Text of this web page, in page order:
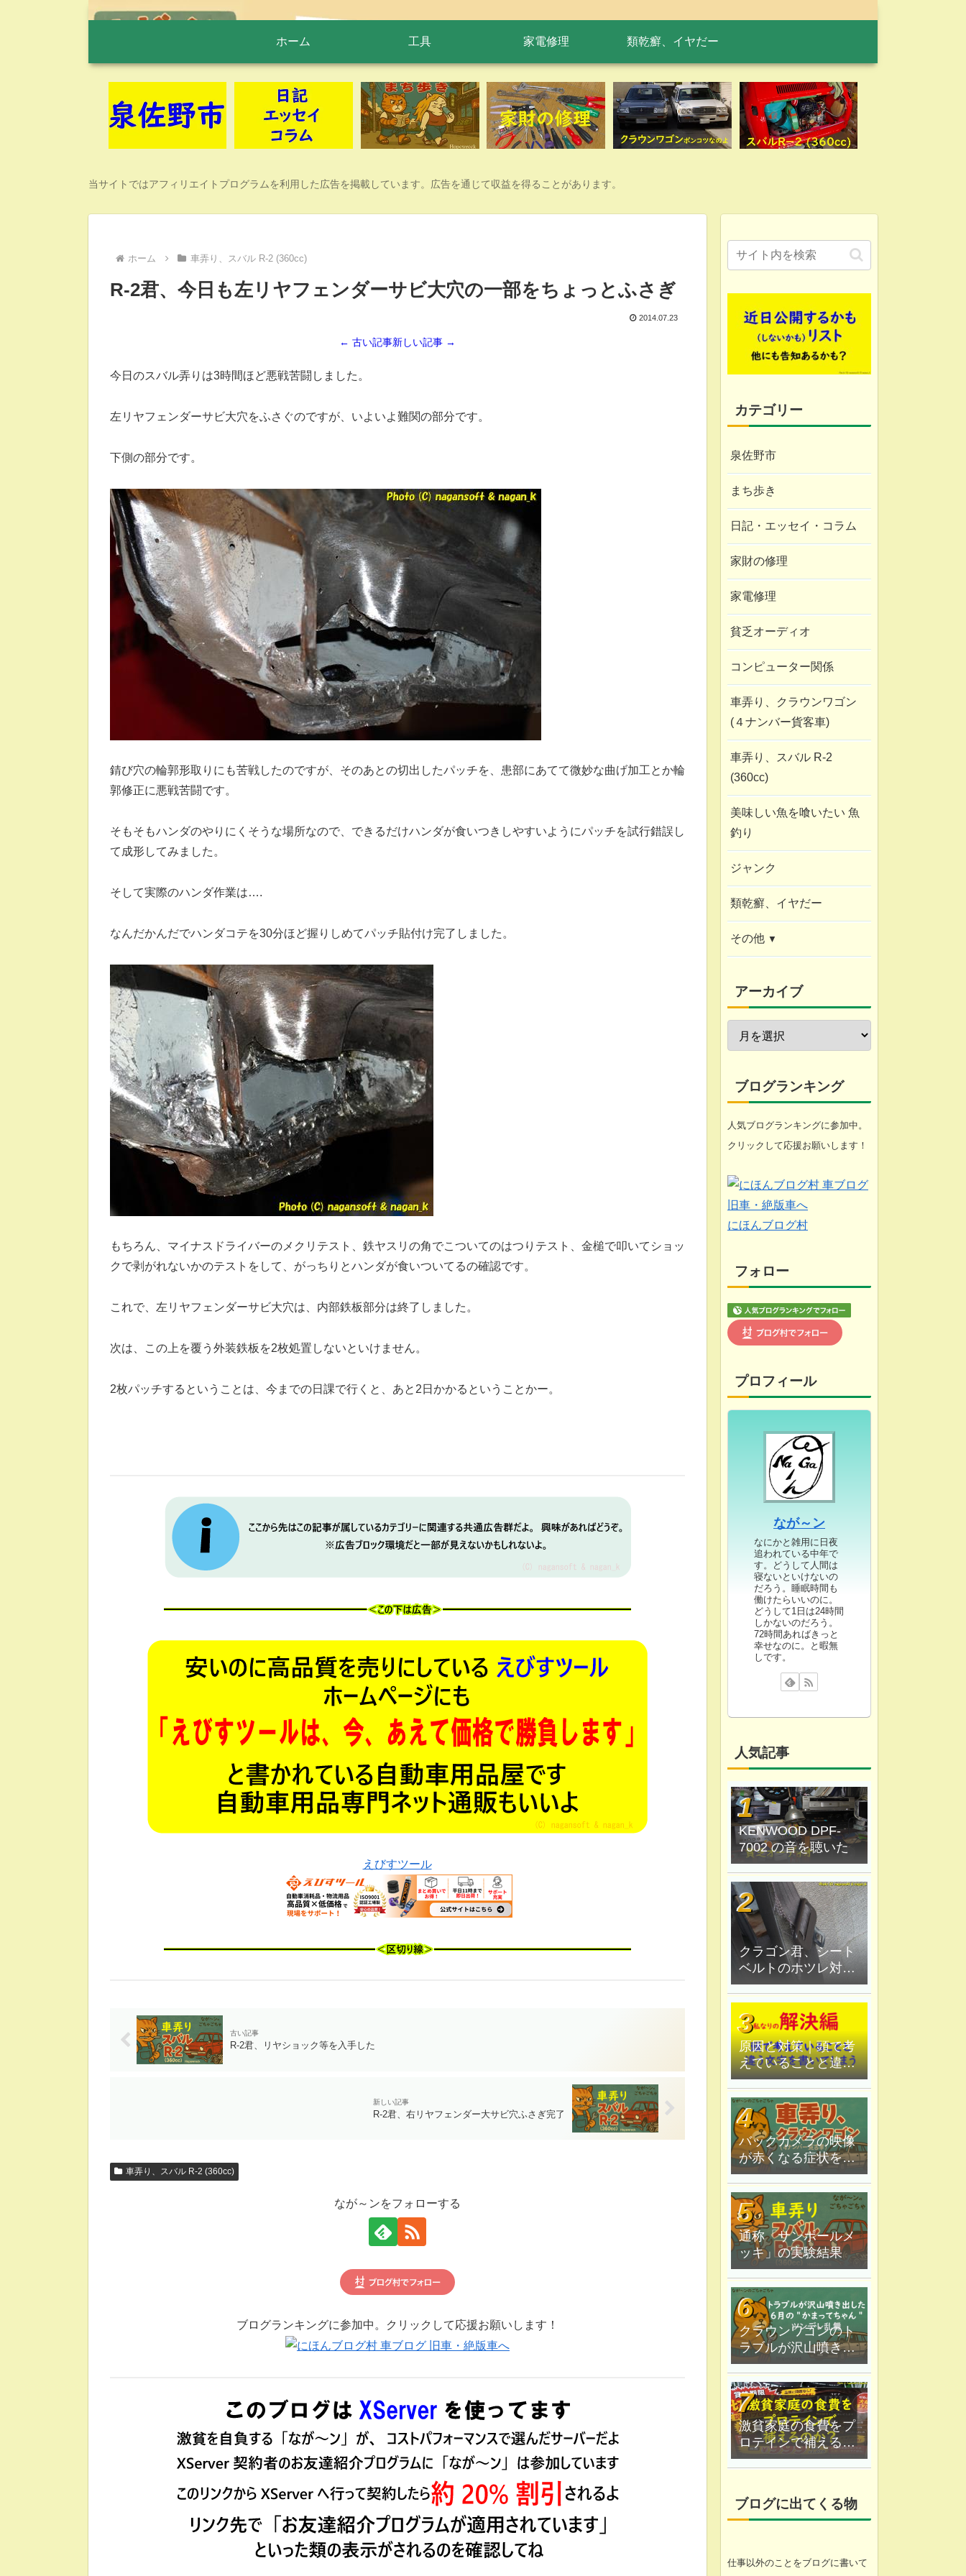
ホーム 工具 家電修理 類乾癬、イヤだー
当サイトではアフィリエイトプログラムを利用した広告を掲載しています。広告を通じて収益を得ることがあります。
ホーム 車弄り、スバル R-2 (360cc)
R-2君、今日も左リヤフェンダーサビ大穴の一部をちょっとふさぎ
2014.07.23
← 古い記事新しい記事 →
今日のスバル弄りは3時間ほど悪戦苦闘しました。
左リヤフェンダーサビ大穴をふさぐのですが、いよいよ難関の部分です。
下側の部分です。
錆び穴の輪郭形取りにも苦戦したのですが、そのあとの切出したパッチを、患部にあてて微妙な曲げ加工とか輪
郭修正に悪戦苦闘です。
そもそもハンダのやりにくそうな場所なので、できるだけハンダが食いつきしやすいようにパッチを試行錯誤し
て成形してみました。
そして実際のハンダ作業は….
なんだかんだでハンダコテを30分ほど握りしめてパッチ貼付け完了しました。
もちろん、マイナスドライバーのメクリテスト、鉄ヤスリの角でこついてのはつりテスト、金槌で叩いてショッ
クで剥がれないかのテストをして、がっちりとハンダが食いついてるの確認です。
これで、左リヤフェンダーサビ大穴は、内部鉄板部分は終了しました。
次は、この上を覆う外装鉄板を2枚処置しないといけません。
2枚パッチするということは、今までの日課で行くと、あと2日かかるということかー。
えびすツール
R-2君、リヤショック等を入手した
R-2君、右リヤフェンダー大サビ穴ふさぎ完了
車弄り、スバル R-2 (360cc)
なが～ンをフォローする
ブログランキングに参加中。クリックして応援お願いします！
カテゴリー
泉佐野市
まち歩き
日記・エッセイ・コラム
家財の修理
家電修理
貧乏オーディオ
コンピューター関係
車弄り、クラウンワゴン
(４ナンバー貨客車)
車弄り、スバル R-2
(360cc)
美味しい魚を喰いたい 魚
釣り
ジャンク
類乾癬、イヤだー
その他
近況報告
自転車修理
家庭菜園
ブログ
悩み
化石 (gooのスマホ)
アーカイブ
ブログランキング
人気ブログランキングに参加中。
クリックして応援お願いします！
にほんブログ村
フォロー
プロフィール
なが～ン
なにかと雑用に日夜
追われている中年で
す。どうして人間は
寝ないといけないの
だろう。睡眠時間も
働けたらいいのに。
どうして1日は24時間
しかないのだろう。
72時間あればきっと
幸せなのに。と暇無
しです。
人気記事
KENWOOD DPF-
7002 の音を聴いた
クラゴン君、シート
ベルトのホツレ対策
修理、ハンダ鏝で炙
ってみる
原因と対策｜頭で考
えていることと違う
文字を書いてしま
う。
バックカメラの映像
が赤くなる症状を原
因追究＆解決
通称「サンポールメ
ッキ」の実験結果
クラウンワゴンのト
ラブルが沢山噴き出
した｜６月の"かまっ
てちゃん"ツンデレ乱
舞
激貧家庭の食費をプ
ロテインで補えるの
か？なが〜ン家は実
ブログに出てくる物
仕事以外のことをブログに書いて